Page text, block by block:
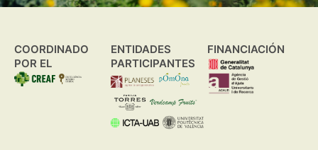
COORDINADO
POR EL
ENTIDADES
PARTICIPANTES
FINANCIACIÓN